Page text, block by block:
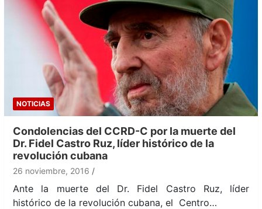
NOTICIAS
Condolencias del CCRD-C por la muerte del
Dr. Fidel Castro Ruz, líder histórico de la
revolución cubana
26 noviembre, 2016
Ante la muerte del Dr. Fidel Castro Ruz, líder
histórico de la revolución cubana, el Centro…